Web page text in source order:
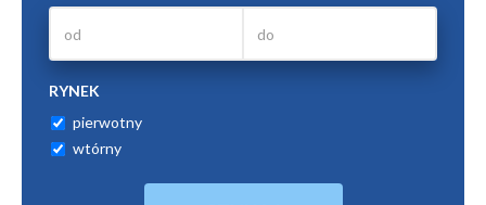
RYNEK
pierwotny
wtórny